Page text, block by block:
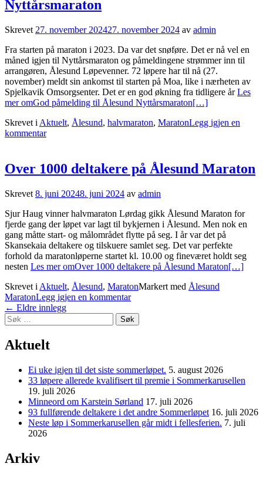
Nyttårsmaraton
Skrevet 27. november 202427. november 2024 av admin
Fra starten på maraton i 2023. Da var det snøføre. Det er nå vel en
måned igjen til Nyttårsmaraton og påmeldingene strømmer inn til
arrangøren, Ålesund Løpevenner. 72 løpere har til nå (27.
november) meldt sin ankomst til starten på Moa, like i nærheten av
Spjelkavik Omsorgsenter. Det er en god økning fra tidligere årLes
mer omGod påmelding til Ålesund Nyttårsmaraton[…]
Skrevet i Aktuelt, Ålesund, halvmaraton, MaratonLegg igjen en
kommentar
Over 1000 deltakere på Ålesund Maraton
Skrevet 8. juni 20248. juni 2024 av admin
Sjur Haug vinner halvmaraton Lørdag gikk Ålesund Maraton for
fjerde gang der løpet var lagt til bykjernen i Ålesund. Men nok en
gang måtte start- og målområdet flytte på seg. I år var det på
Skansekaia deltakere og tilskuere samlet seg. Det var perfekte
forhold da maratonløperne startet kl. 10.00 og fineværet holdt seg
nesten Les mer omOver 1000 deltakere på Ålesund Maraton[…]
Skrevet i Aktuelt, Ålesund, MaratonMarkert med Ålesund
MaratonLegg igjen en kommentar
Innleggnavigasjon
← Eldre innlegg
Søk
etter:
Aktuelt
Ei uke igjen til det siste sommerløpet. 5. august 2026
33 løpere allerede kvalifisert til premie i Sommerkarusellen
19. juli 2026
Minneord om Karstein Sørland 17. juli 2026
93 fullførende deltakere i det andre Sommerløpet 16. juli 2026
Neste løp i Sommerkarusellen går midt i fellesferien. 7. juli
2026
Arkiv